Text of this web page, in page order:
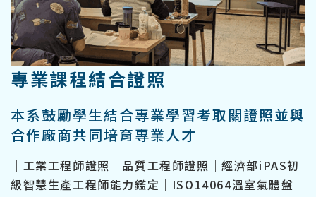
專業課程結合證照
本系鼓勵學生結合專業學習考取關證照並與
合作廠商共同培育專業人才
｜工業工程師證照｜品質工程師證照｜經濟部iPAS初
級智慧生產工程師能力鑑定｜ISO14064溫室氣體盤